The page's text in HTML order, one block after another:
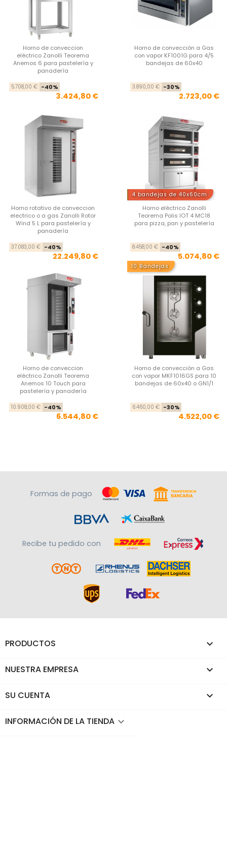
Horno de conveccion
eléctrico Zanolli Teorema
Anemos 6 para pastelería y
panadería
Precio base
5.708,00 € -40%
3.424,80 €
Horno de convección a Gas
con vapor KF1001G para 4/5
bandejas de 60x40
3.890,00 € -30%
2.723,00 €
Horno rotativo de conveccion
electrico o a gas Zanolli Rotor
Wind 5 L para pastelería y
panadería
Precio base
37.083,00 € -40%
22.249,80 €
4 bandejas de 40x60cm
Horno eléctrico Zanolli
Teorema Polis IOT 4 MC18
para pizza, pan y pastelería
8.458,00 € -40%
5.074,80 €
Horno de conveccion
eléctrico Zanolli Teorema
Anemos 10 Touch para
pastelería y panadería
Precio base
10.908,00 € -40%
6.544,80 €
10 Bandejas
Horno de convección a Gas
con vapor MKF1016GS para 10
bandejas de 60x40 o GN1/1
6.460,00 € -30%
4.522,00 €
Formas de pago
Recibe tu pedido con
PRODUCTOS 
NUESTRA EMPRESA 
SU CUENTA 
INFORMACIÓN DE LA TIENDA keyboard_arrow_down